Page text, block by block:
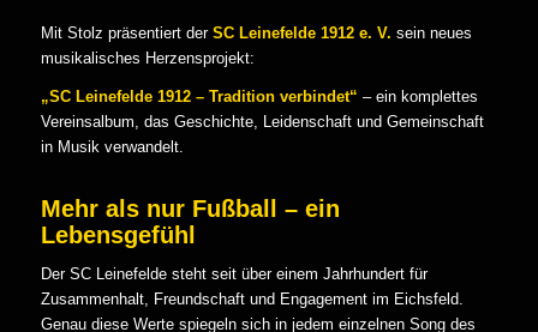
Mit Stolz präsentiert der SC Leinefelde 1912 e. V. sein neues
musikalisches Herzensprojekt:
„SC Leinefelde 1912 – Tradition verbindet“ – ein komplettes
Vereinsalbum, das Geschichte, Leidenschaft und Gemeinschaft
in Musik verwandelt.
Mehr als nur Fußball – ein
Lebensgefühl
Der SC Leinefelde steht seit über einem Jahrhundert für
Zusammenhalt, Freundschaft und Engagement im Eichsfeld.
Genau diese Werte spiegeln sich in jedem einzelnen Song des